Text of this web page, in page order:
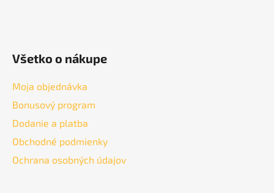
Všetko o nákupe
Moja objednávka
Bonusový program
Dodanie a platba
Obchodné podmienky
Ochrana osobných údajov